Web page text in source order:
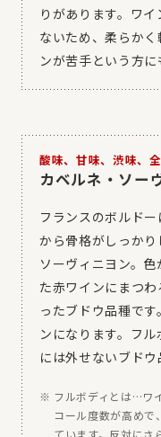
りがあります。ワ
ないため、柔らか
ンが苦手という方に
酸味、甘味、渋味、
カベルネ・ソー
フランスのボルド
から骨格がしっか
ソーヴィニヨン。
た赤ワインにまつ
ったブドウ品種で
ンになります。フ
には外せないブドウ
フルボディとは…ワ
コール度数が高めで
ています。反対にさ